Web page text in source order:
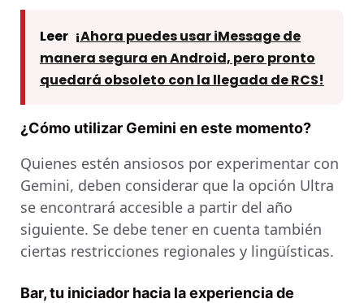
Leer ¡Ahora puedes usar iMessage de
manera segura en Android, pero pronto
quedará obsoleto con la llegada de RCS!
¿Cómo utilizar Gemini en este momento?
Quienes estén ansiosos por experimentar con
Gemini, deben considerar que la opción Ultra
se encontrará accesible a partir del año
siguiente. Se debe tener en cuenta también
ciertas restricciones regionales y lingüísticas.
Bar, tu iniciador hacia la experiencia de